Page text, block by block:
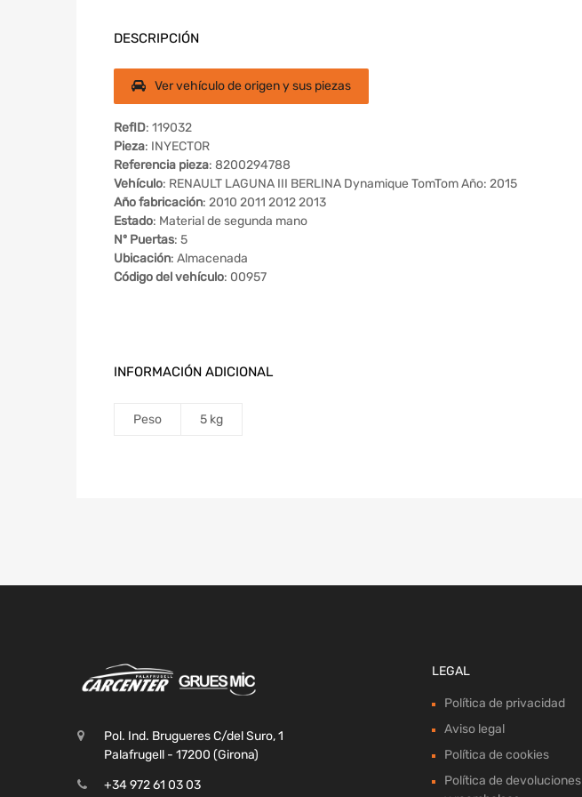
DESCRIPCIÓN
Ver vehículo de origen y sus piezas
RefID: 119032
Pieza: INYECTOR
Referencia pieza: 8200294788
Vehículo: RENAULT LAGUNA III BERLINA Dynamique TomTom Año: 2015
Año fabricación: 2010 2011 2012 2013
Estado: Material de segunda mano
Nº Puertas: 5
Ubicación: Almacenada
Código del vehículo: 00957
INFORMACIÓN ADICIONAL
Peso 5 kg
Pol. Ind. Brugueres C/del Suro, 1
Palafrugell - 17200 (Girona)
+34 972 61 03 03
LEGAL
Política de privacidad
Aviso legal
Política de cookies
Política de devoluciones